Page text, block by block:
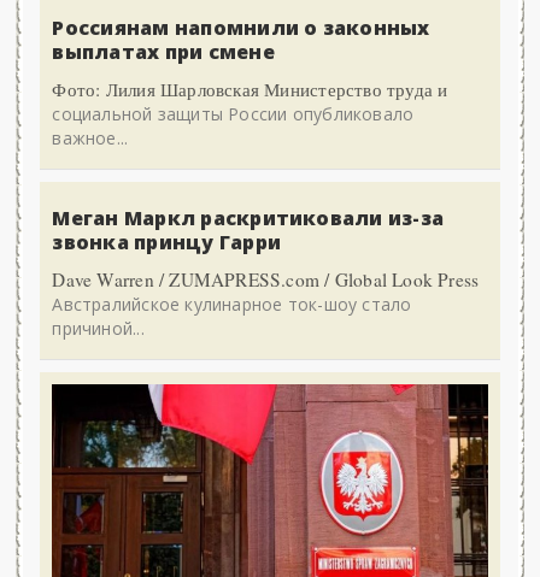
Россиянам напомнили о законных
выплатах при смене
Фото: Лилия Шарловская Министерство труда и
социальной защиты России опубликовало
важное...
Меган Маркл раскритиковали из-за
звонка принцу Гарри
Dave Warren / ZUMAPRESS.com / Global Look Press
Австралийское кулинарное ток-шоу стало
причиной...